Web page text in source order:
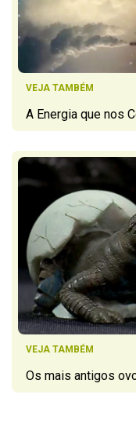
VEJA TAMBÉM
A Energia que nos
VEJA TAMBÉM
Os mais antigos